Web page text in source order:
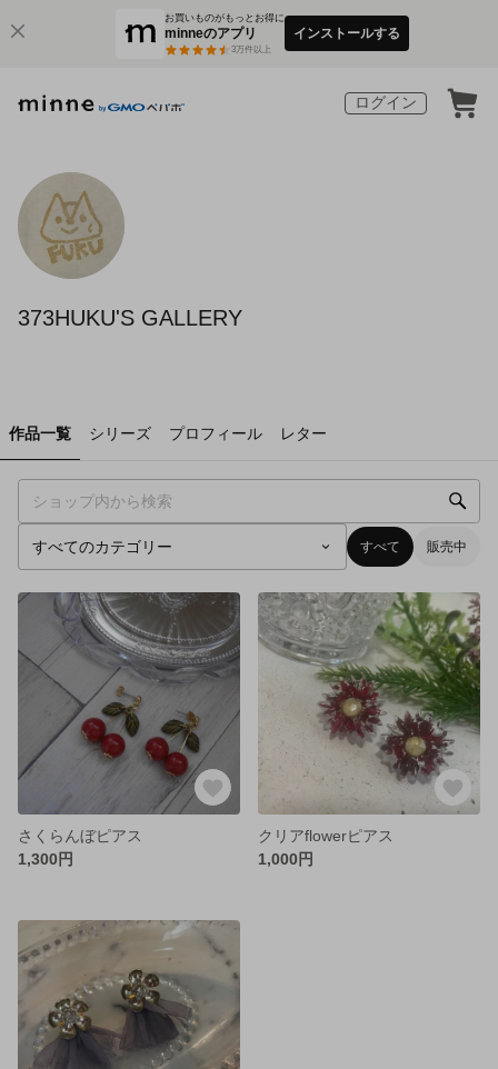
お買いものがもっとお得に
minneのアプリ
3万件以上
インストールする
ログイン
373HUKU'S GALLERY
作品一覧 シリーズ プロフィール レター
すべて 販売中
さくらんぼピアス
1,300円
クリアflowerピアス
1,000円